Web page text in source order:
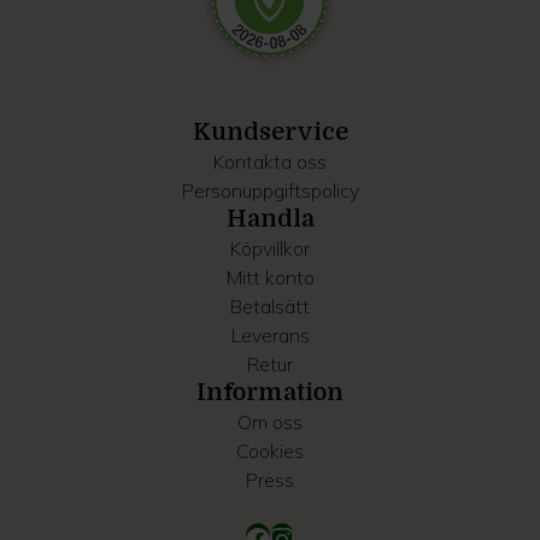
Dessa kan i sin tur kombinera informationen med annan
information som du har tillhandahållit eller som de har
samlat in när du har använt deras tjänster.
Kundservice
Kontakta oss
Personuppgiftspolicy
Handla
Köpvillkor
Mitt konto
Betalsätt
Leverans
Retur
Information
Om oss
Cookies
Press